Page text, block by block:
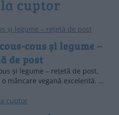
cuptor
cous și legume –
de post
și legume – rețetă de post,
mâncare vegană excelentă. …